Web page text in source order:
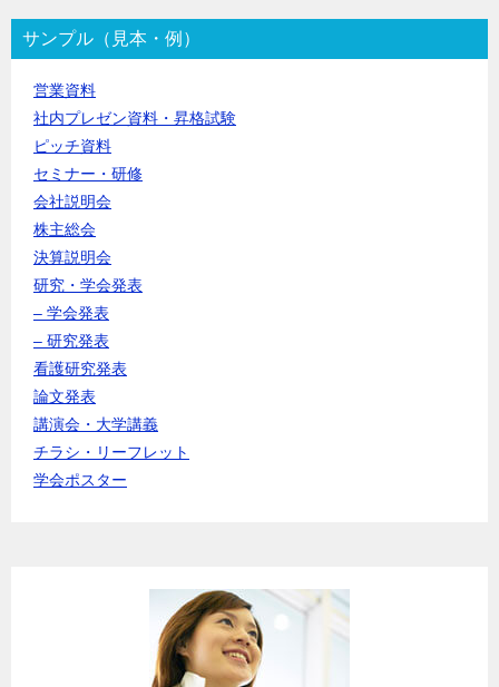
ゲ
ー
シ
サンプル（見本・例）
営業資料
社内プレゼン資料・昇格試験
ピッチ資料
セミナー・研修
会社説明会
株主総会
決算説明会
研究・学会発表
– 学会発表
– 研究発表
看護研究発表
論文発表
講演会・大学講義
チラシ・リーフレット
学会ポスター